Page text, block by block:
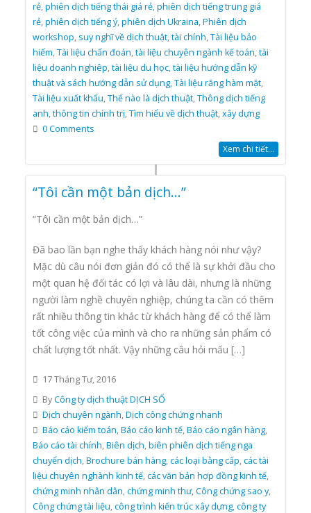
rẻ,phiên dịch tiếng thái giá rẻ,phiên dịch tiếng trung giá
rẻ,phiên dịch tiếng ý,phiên dịch Ukraina,Phiên dịch
workshop, suy nghĩ về dịch thuật,tài chính,Tài liệu bảo
hiểm,Tài liệu chẩn đoán,tài liệu chuyên ngành kế toán,tài
liệu doanh nghiêp,tài liệu du học,tài liệu hướng dẫn kỹ
thuật và sách hướng dẫn sử dụng,Tài liệu răng hàm mặt,
Tài liệu xuất khẩu,Thế nào là dịch thuật,Thông dịch tiếng
anh,thông tin chính trị,Tìm hiểu về dịch thuật,xây dựng
0 Comments
Xem chi tiết...
“Tôi cần một bản dịch…”
“Tôi cần một bản dịch…”
Đã bao lần bạn nghe thấy khách hàng nói như vậy?
Mặc dù câu nói đơn giản đó có thể là sự khởi đầu cho
một quan hệ đối tác có lợi và lâu dài, nhưng là những
người làm nghề chuyên nghiệp, chúng ta cần có thêm
rất nhiều thông tin khác từ khách hàng để có thể làm
tốt công việc của mình và cho ra những sản phẩm có
chất lượng tốt nhất. Vậy những câu hỏi mấu […]
17 Tháng Tư, 2016
ByCông ty dịch thuật DỊCH SỐ
Dịch chuyên ngành,Dịch công chứng nhanh
Báo cáo kiểm toán,Báo cáo kinh tế,Báo cáo ngân hàng,
Báo cáo tài chính,Biên dịch,biên phiên dịch tiếng nga
chuyển dịch,Brochure bán hàng,các loại bằng cấp,các tài
liệu chuyên nghành kinh tế,các văn bản hợp đồng kinh tế,
chứng minh nhân dân,chứng minh thư,Công chứng sao y,
Công chứng tài liệu,công trình kiến trúc xây dựng,công ty